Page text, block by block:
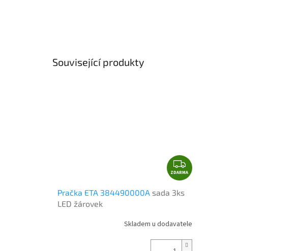
Související produkty
Z
D
A
ZDARMA
Pračka ETA 384490000A sada 3ks
LED žárovek
Skladem u dodavatele